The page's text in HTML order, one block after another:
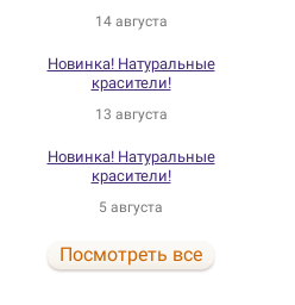
14 августа
Новинка! Натуральные
красители!
13 августа
Новинка! Натуральные
красители!
5 августа
Посмотреть все